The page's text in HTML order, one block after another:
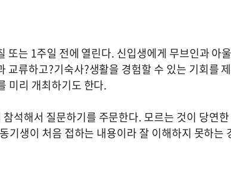
는 1주일 전에 열린다. 신입생에게 무브인과 아
류하고?기숙사?생활을 경험할 수 있는 기회를
미리 개최하기도 한다.
석해서 질문하기를 주문한다. 모르는 것이 당연한
생이 처음 접하는 내용이라 잘 이해하지 못하는